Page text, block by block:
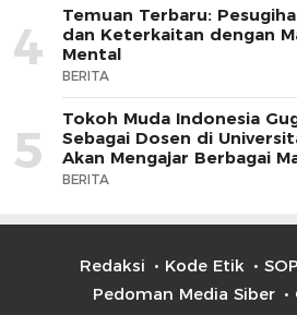
4
Temuan Terbaru:
dan Keterkaitan dengan
Mental
BERITA
5
Tokoh Muda Indonesia
Sebagai Dosen di
Akan Mengajar Berbagai
BERITA
Redaksi Kode Etik
Pedoman Media Siber